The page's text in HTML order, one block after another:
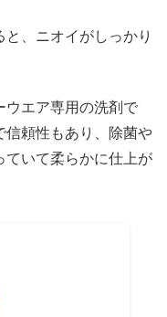
、ニオイがしっかり
ウエア専用の洗剤で
信頼性もあり、除菌や
ていて柔らかに仕上が